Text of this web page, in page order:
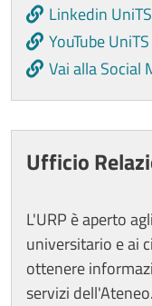
Linkedin UniTS
YouTube UniTS
Vai alla Social
Ufficio
L'URP è aperto
universitario e ai
ottenere
servizi dell'Ateneo.